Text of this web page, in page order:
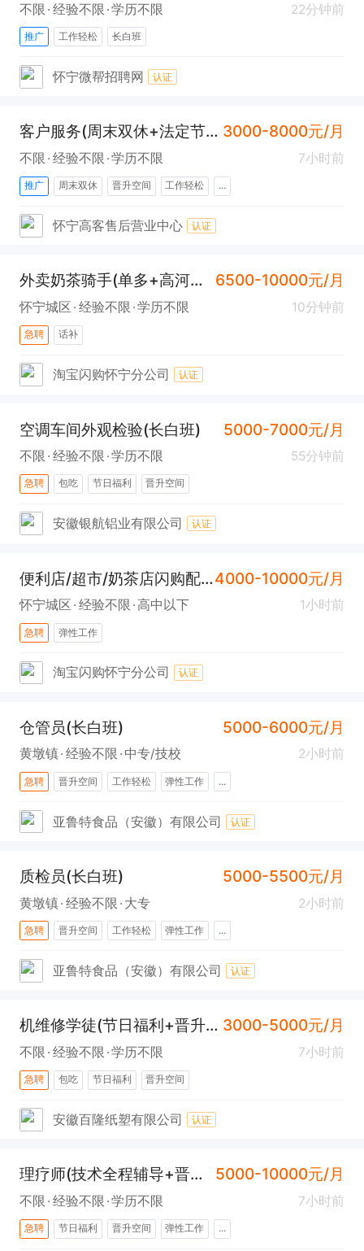
不限 经验不限 学历不限 22分钟前
推广 工作轻松 长白班
怀宁微帮招聘网 认证
客户服务(周末双休+法定节假日+晋升空间) 3000-8000元/月
不限 经验不限 学历不限 7小时前
推广 周末双休 晋升空间 工作轻松 ...
怀宁高客售后营业中心 认证
外卖奶茶骑手(单多+高河商圈送餐+时间弹性) 6500-10000元/月
怀宁城区 经验不限 学历不限 10分钟前
急聘 话补
淘宝闪购怀宁分公司 认证
空调车间外观检验(长白班) 5000-7000元/月
不限 经验不限 学历不限 55分钟前
急聘 包吃 节日福利 晋升空间
安徽银航铝业有限公司 认证
便利店/超市/奶茶店闪购配送员(弹性工作)4000-10000元/月
怀宁城区 经验不限 高中以下 1小时前
急聘 弹性工作
淘宝闪购怀宁分公司 认证
仓管员(长白班) 5000-6000元/月
黄墩镇 经验不限 中专/技校 2小时前
急聘 晋升空间 工作轻松 弹性工作 ...
亚鲁特食品（安徽）有限公司 认证
质检员(长白班) 5000-5500元/月
黄墩镇 经验不限 大专 2小时前
急聘 晋升空间 工作轻松 弹性工作 ...
亚鲁特食品（安徽）有限公司 认证
机维修学徒(节日福利+晋升空间+工作餐) 3000-5000元/月
不限 经验不限 学历不限 7小时前
急聘 包吃 节日福利 晋升空间
安徽百隆纸塑有限公司 认证
理疗师(技术全程辅导+晋升空间) 5000-10000元/月
不限 经验不限 学历不限 7小时前
急聘 节日福利 晋升空间 弹性工作 ...